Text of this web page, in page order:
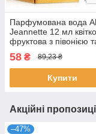
Парфумована вода
Jeannette 12 мл
фруктова з півонією
грушею для жінок
Альтеро №17
58 ₴ 89,23 ₴
Купити
Акційні
–47%